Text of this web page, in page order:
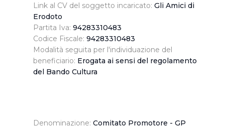
Link al CV del soggetto incaricato: Gli Amici di
Erodoto
Partita Iva: 94283310483
Codice Fiscale: 94283310483
Modalità seguita per l'individuazione del
beneficiario: Erogata ai sensi del regolamento
del Bando Cultura
Denominazione: Comitato Promotore - GP